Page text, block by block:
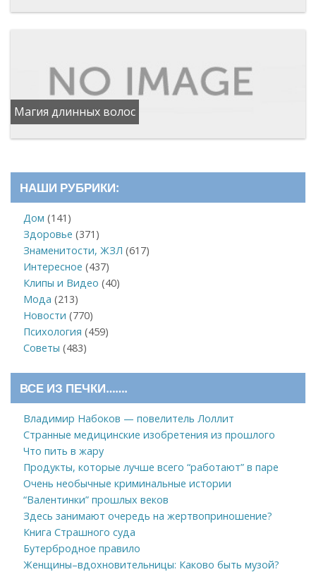
Магия длинных волос
НАШИ РУБРИКИ:
Дом (141)
Здоровье (371)
Знаменитости, ЖЗЛ (617)
Интересное (437)
Клипы и Видео (40)
Мода (213)
Новости (770)
Психология (459)
Советы (483)
ВСЕ ИЗ ПЕЧКИ…….
Владимир Набоков — повелитель Лоллит
Странные медицинские изобретения из прошлого
Что пить в жару
Продукты, которые лучше всего “работают” в паре
Очень необычные криминальные истории
“Валентинки” прошлых веков
Здесь занимают очередь на жертвоприношение?
Книга Страшного суда
Бутербродное правило
Женщины–вдохновительницы: Каково быть музой?